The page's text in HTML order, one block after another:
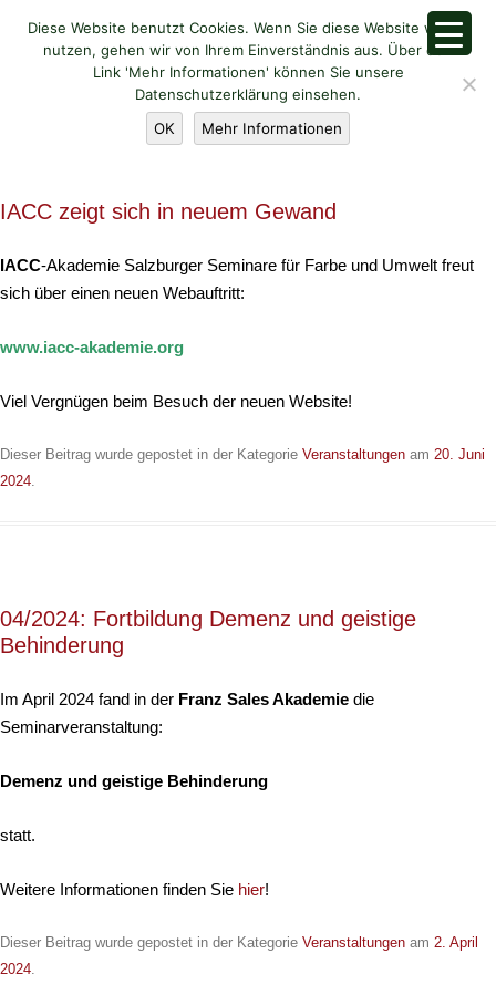
IACC zeigt sich in neuem Gewand
IACC-Akademie Salzburger Seminare für Farbe und Umwelt freut
sich über einen neuen Webauftritt:
www.iacc-akademie.org
Viel Vergnügen beim Besuch der neuen Website!
Dieser Beitrag wurde gepostet in der Kategorie Veranstaltungen am 20. Juni
2024.
04/2024: Fortbildung Demenz und geistige
Behinderung
Im April 2024 fand in der Franz Sales Akademie die
Seminarveranstaltung:
Demenz und geistige Behinderung
statt.
Weitere Informationen finden Sie hier!
Dieser Beitrag wurde gepostet in der Kategorie Veranstaltungen am 2. April
2024.
Diese Website benutzt Cookies. Wenn Sie diese Website weiter
nutzen, gehen wir von Ihrem Einverständnis aus. Über den
Link 'Mehr Informationen' können Sie unsere
Datenschutzerklärung einsehen.
OK
Mehr Informationen